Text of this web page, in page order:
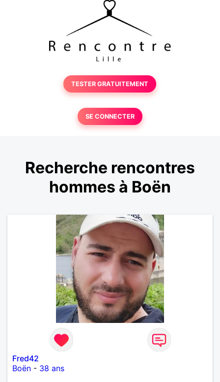
TESTER GRATUITEMENT
SE CONNECTER
Recherche rencontres
hommes à Boën
Fred42
Boën - 38 ans